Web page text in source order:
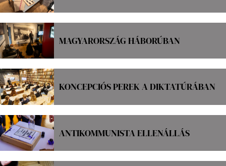
MAGYARORSZÁG HÁBORÚBAN
KONCEPCIÓS PEREK A DIKTATÚRÁBAN
ANTIKOMMUNISTA ELLENÁLLÁS